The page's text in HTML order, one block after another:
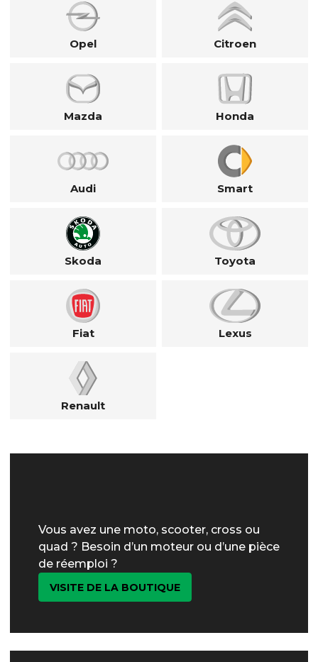
Opel Citroen
Mazda Honda
Audi Smart
Skoda Toyota
Fiat Lexus
Renault
Vous avez une moto, scooter, cross ou
quad ? Besoin d’un moteur ou d’une pièce
de réemploi ?
VISITE DE LA BOUTIQUE